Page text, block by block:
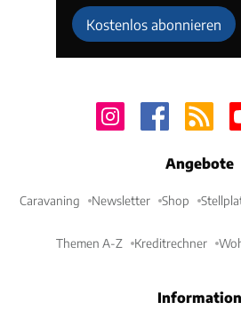
Kostenlos abonnieren
Angebote
Caravaning Newsletter Shop
Themen A-Z Kreditrechner
Information